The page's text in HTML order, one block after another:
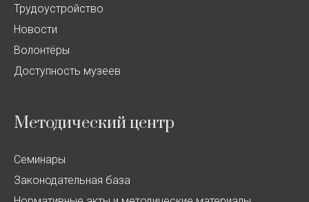
Трудоустройство
Новости
Волонтёры
Доступность музеев
Методический центр
Семинары
Законодательная база